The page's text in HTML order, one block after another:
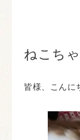
ねこち
皆様、こんに